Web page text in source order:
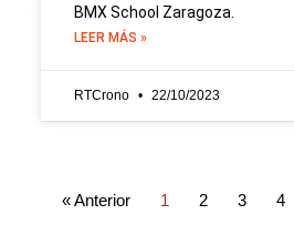
BMX School Zaragoza.
LEER MÁS »
RTCrono 22/10/2023
« Anterior 1 2 3 4